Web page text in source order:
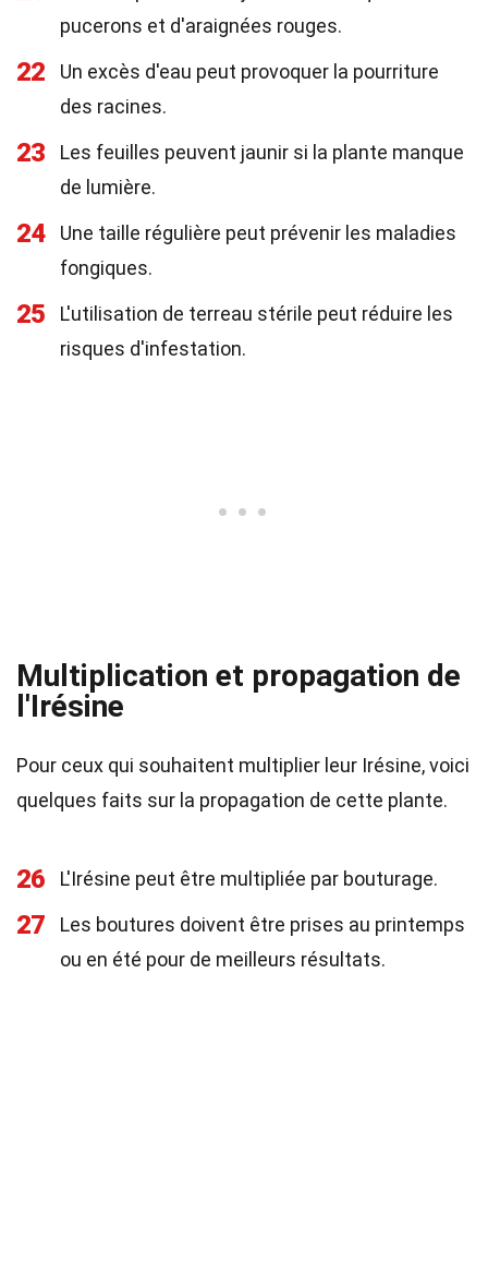
pucerons et d'araignées rouges.
22
Un excès d'eau peut provoquer la pourriture
des racines.
23
Les feuilles peuvent jaunir si la plante manque
de lumière.
24
Une taille régulière peut prévenir les maladies
fongiques.
25
L'utilisation de terreau stérile peut réduire les
risques d'infestation.
Multiplication et propagation de
l'Irésine
Pour ceux qui souhaitent multiplier leur Irésine, voici
quelques faits sur la propagation de cette plante.
26 L'Irésine peut être multipliée par bouturage.
27
Les boutures doivent être prises au printemps
ou en été pour de meilleurs résultats.